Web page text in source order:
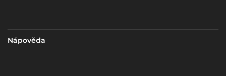
Nápověda